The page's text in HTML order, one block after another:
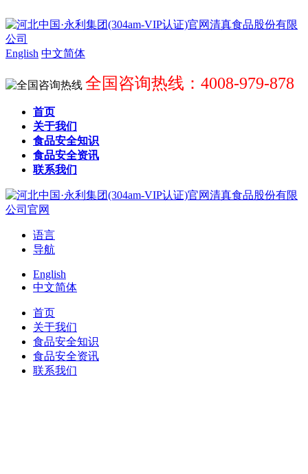
English 中文简体
全国咨询热线：4008-979-878
首页
关于我们
食品安全知识
食品安全资讯
联系我们
语言
导航
English
中文简体
首页
关于我们
食品安全知识
食品安全资讯
联系我们